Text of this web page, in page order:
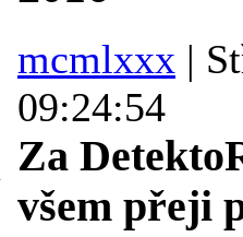
mcmlxxx |
09:24:54
Za
všem přeji